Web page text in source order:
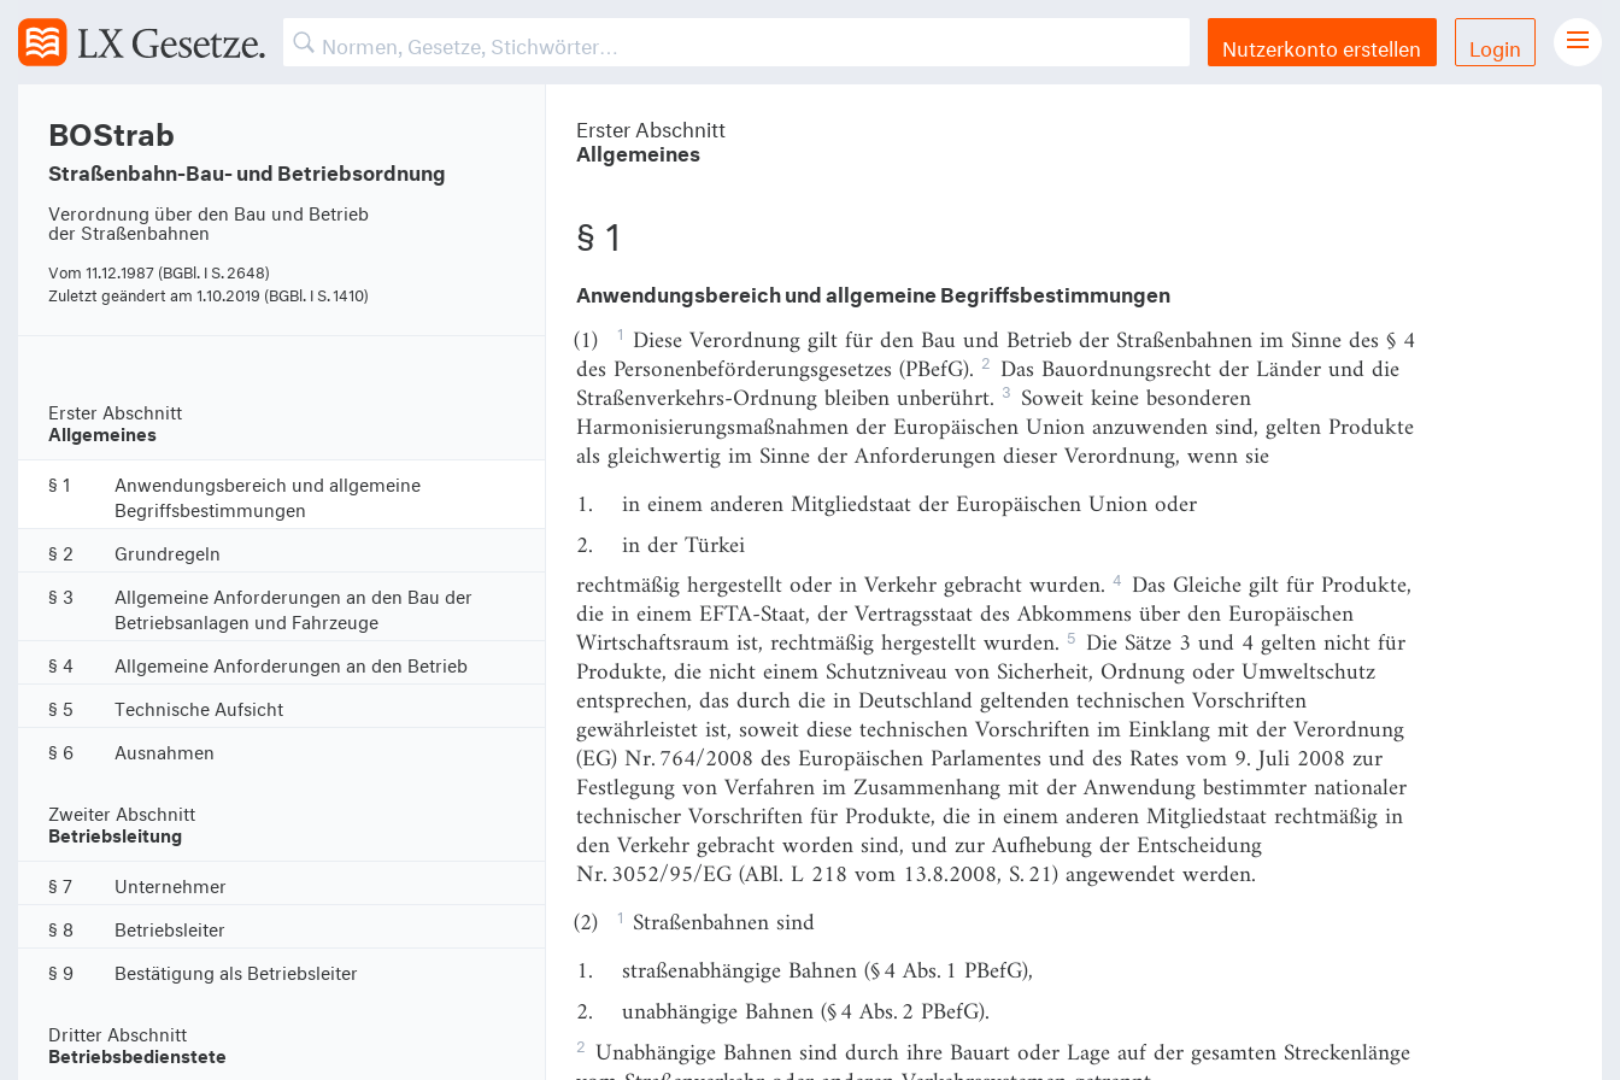
Nutzerkonto erstellen Login
Gesetze Übersicht
Datenschutzerklärung
Allgemeine Geschäftsbedingungen
Impressum
BOStrab
Straßenbahn-Bau- und Betriebsordnung
Verordnung über den Bau und Betrieb
der Straßenbahnen
Vom 11.12.1987 (BGBl. I S. 2648)
Zuletzt geändert am 1.10.2019 (BGBl. I S. 1410)
Erster Abschnitt
Allgemeines
§ 1
Anwendungsbereich und allgemeine
Begriffsbestimmungen
§ 2
Grundregeln
§ 3
Allgemeine Anforderungen an den Bau der
Betriebsanlagen und Fahrzeuge
§ 4
Allgemeine Anforderungen an den Betrieb
§ 5
Technische Aufsicht
§ 6
Ausnahmen
Zweiter Abschnitt
Betriebsleitung
§ 7
Unternehmer
§ 8
Betriebsleiter
§ 9
Bestätigung als Betriebsleiter
Dritter Abschnitt
Betriebsbedienstete
Erster Abschnitt
Allgemeines
§ 1
Anwendungsbereich und allgemeine Begriffsbestimmungen
(1) 1 Diese Verordnung gilt für den Bau und Betrieb der Straßenbahnen im Sinne des § 4
des Personenbeförderungsgesetzes (PBefG). 2 Das Bauordnungsrecht der Länder und die
Straßenverkehrs-Ordnung bleiben unberührt. 3 Soweit keine besonderen
Harmonisierungsmaßnahmen der Europäischen Union anzuwenden sind, gelten Produkte
als gleichwertig im Sinne der Anforderungen dieser Verordnung, wenn sie
1.
in einem anderen Mitgliedstaat der Europäischen Union oder
2.
in der Türkei
rechtmäßig hergestellt oder in Verkehr gebracht wurden. 4 Das Gleiche gilt für Produkte,
die in einem EFTA-Staat, der Vertragsstaat des Abkommens über den Europäischen
Wirtschaftsraum ist, rechtmäßig hergestellt wurden. 5 Die Sätze 3 und 4 gelten nicht für
Produkte, die nicht einem Schutzniveau von Sicherheit, Ordnung oder Umweltschutz
entsprechen, das durch die in Deutschland geltenden technischen Vorschriften
gewährleistet ist, soweit diese technischen Vorschriften im Einklang mit der Verordnung
(EG) Nr. 764/2008 des Europäischen Parlamentes und des Rates vom 9. Juli 2008 zur
Festlegung von Verfahren im Zusammenhang mit der Anwendung bestimmter nationaler
technischer Vorschriften für Produkte, die in einem anderen Mitgliedstaat rechtmäßig in
den Verkehr gebracht worden sind, und zur Aufhebung der Entscheidung
Nr. 3052/95/EG (ABl. L 218 vom 13.8.2008, S. 21) angewendet werden.
(2)
1 Straßenbahnen sind
1.
straßenabhängige Bahnen (§ 4 Abs. 1 PBefG),
2.
unabhängige Bahnen (§ 4 Abs. 2 PBefG).
2 Unabhängige Bahnen sind durch ihre Bauart oder Lage auf der gesamten Streckenlänge